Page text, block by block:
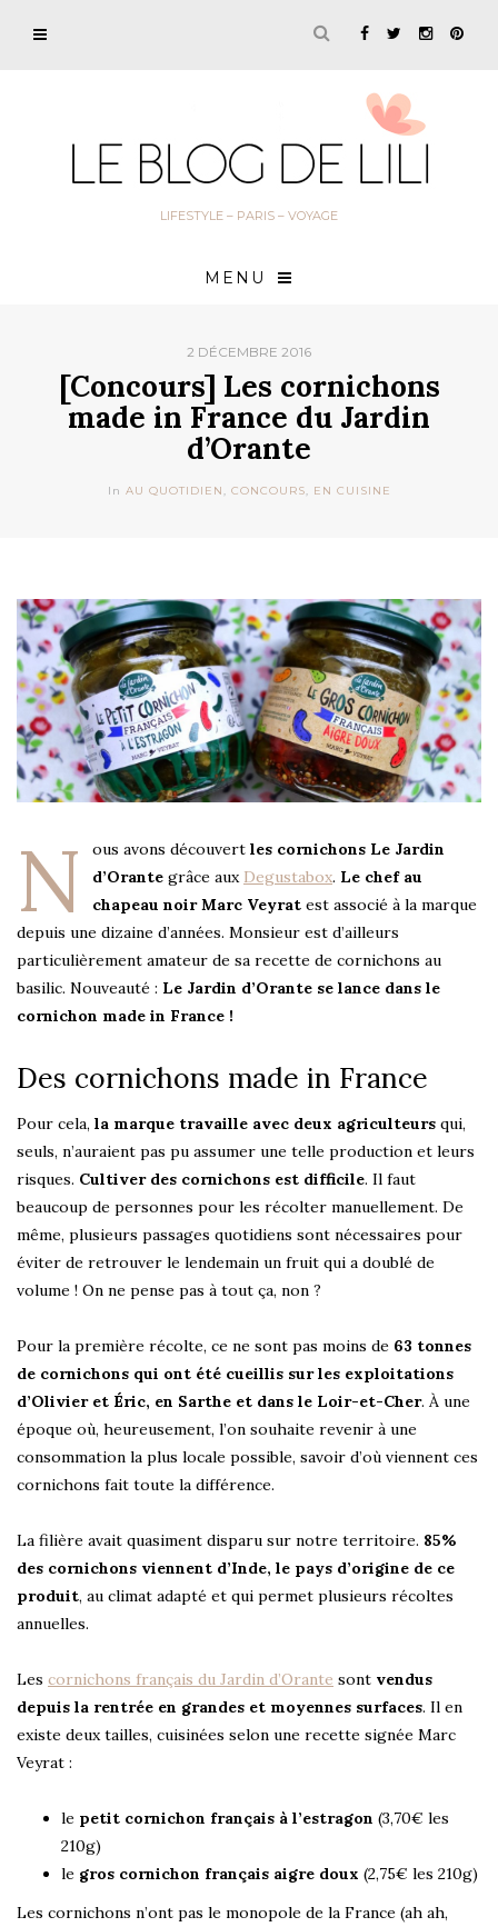
LIFESTYLE – PARIS – VOYAGE
MENU
2 DÉCEMBRE 2016
[Concours] Les cornichons
made in France du Jardin
d’Orante
In AU QUOTIDIEN, CONCOURS, EN CUISINE
N ous avons découvert les cornichons Le Jardin
d’Orante grâce aux Degustabox. Le chef au
chapeau noir Marc Veyrat est associé à la marque
depuis une dizaine d’années. Monsieur est d’ailleurs
particulièrement amateur de sa recette de cornichons au
basilic. Nouveauté : Le Jardin d’Orante se lance dans le
cornichon made in France !
Des cornichons made in France
Pour cela, la marque travaille avec deux agriculteurs qui,
seuls, n’auraient pas pu assumer une telle production et leurs
risques. Cultiver des cornichons est difficile. Il faut
beaucoup de personnes pour les récolter manuellement. De
même, plusieurs passages quotidiens sont nécessaires pour
éviter de retrouver le lendemain un fruit qui a doublé de
volume ! On ne pense pas à tout ça, non ?
Pour la première récolte, ce ne sont pas moins de 63 tonnes
de cornichons qui ont été cueillis sur les exploitations
d’Olivier et Éric, en Sarthe et dans le Loir-et-Cher. À une
époque où, heureusement, l’on souhaite revenir à une
consommation la plus locale possible, savoir d’où viennent ces
cornichons fait toute la différence.
La filière avait quasiment disparu sur notre territoire. 85%
des cornichons viennent d’Inde, le pays d’origine de ce
produit, au climat adapté et qui permet plusieurs récoltes
annuelles.
Les cornichons français du Jardin d’Orante sont vendus
depuis la rentrée en grandes et moyennes surfaces. Il en
existe deux tailles, cuisinées selon une recette signée Marc
Veyrat :
le petit cornichon français à l’estragon (3,70€ les
210g)
le gros cornichon français aigre doux (2,75€ les 210g)
Les cornichons n’ont pas le monopole de la France (ah ah,